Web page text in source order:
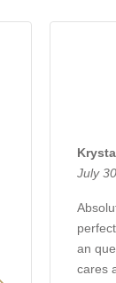
July
an
cares